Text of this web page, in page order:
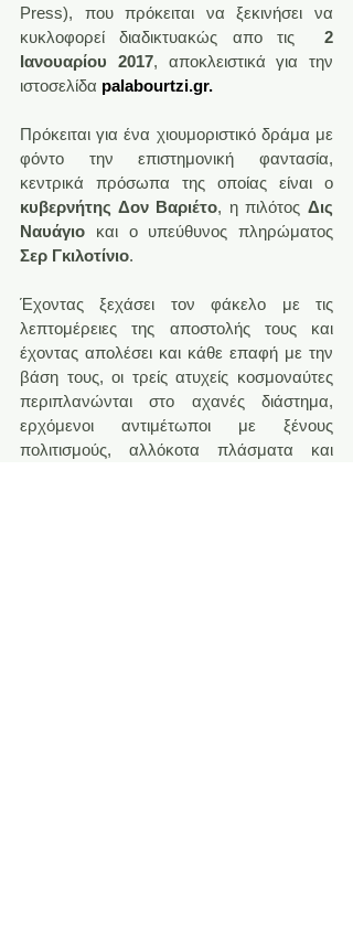
Press), που πρόκειται να ξεκινήσει να
κυκλοφορεί διαδικτυακώς απο τις 2
Ιανουαρίου 2017, αποκλειστικά για την
ιστοσελίδα palabourtzi.gr.
Πρόκειται για ένα χιουμοριστικό δράμα με
φόντο την επιστημονική φαντασία,
κυβερνήτης Δον Βαριέτο, η πιλότος Δις
Ναυάγιο
Σερ Γκιλοτίνιο.
Έχοντας ξεχάσει τον φάκελο με τις
λεπτομέρειες της αποστολής τους και
έχοντας απολέσει και κάθε επαφή με την
βάση τους, οι τρείς ατυχείς κοσμοναύτες
περιπλανώνται στο αχανές διάστημα,
ερχόμενοι αντιμέτωποι με ξένους
πολιτισμούς, αλλόκοτα πλάσματα και